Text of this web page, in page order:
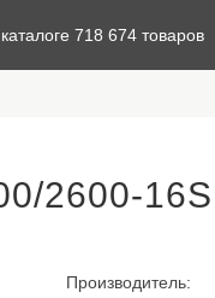
718 674 товаров
2600-16S
Производитель: